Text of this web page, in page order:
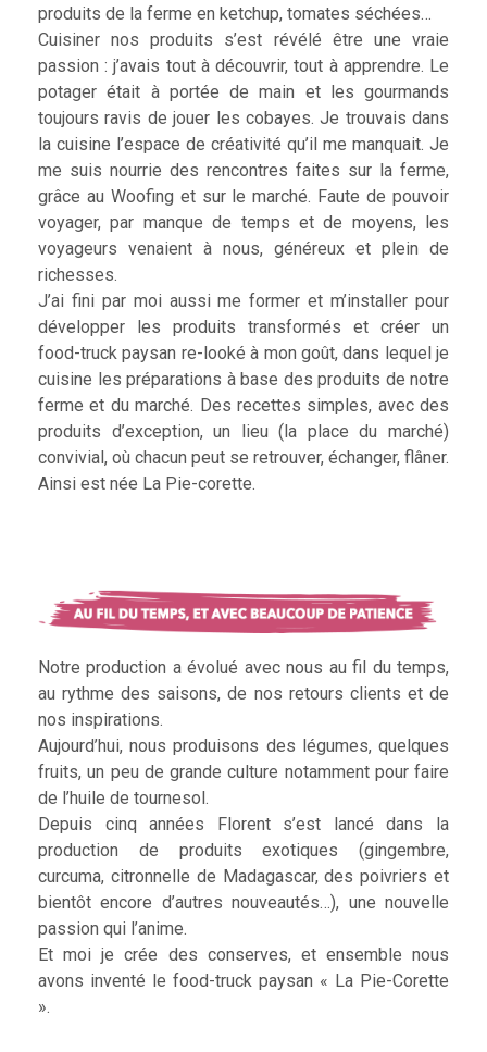
produits de la ferme en ketchup, tomates séchées…
Cuisiner nos produits s’est révélé être une vraie
passion : j’avais tout à découvrir, tout à apprendre. Le
potager était à portée de main et les gourmands
toujours ravis de jouer les cobayes. Je trouvais dans
la cuisine l’espace de créativité qu’il me manquait. Je
me suis nourrie des rencontres faites sur la ferme,
grâce au Woofing et sur le marché. Faute de pouvoir
voyager, par manque de temps et de moyens, les
voyageurs venaient à nous, généreux et plein de
richesses.
J’ai fini par moi aussi me former et m’installer pour
développer les produits transformés et créer un
food-truck paysan re-looké à mon goût, dans lequel je
cuisine les préparations à base des produits de notre
ferme et du marché. Des recettes simples, avec des
produits d’exception, un lieu (la place du marché)
convivial, où chacun peut se retrouver, échanger, flâner.
Ainsi est née La Pie-corette.
Notre production a évolué avec nous au fil du temps,
au rythme des saisons, de nos retours clients et de
nos inspirations.
Aujourd’hui, nous produisons des légumes, quelques
fruits, un peu de grande culture notamment pour faire
de l’huile de tournesol.
Depuis cinq années Florent s’est lancé dans la
production de produits exotiques (gingembre,
curcuma, citronnelle de Madagascar, des poivriers et
bientôt encore d’autres nouveautés…), une nouvelle
passion qui l’anime.
Et moi je crée des conserves, et ensemble nous
avons inventé le food-truck paysan « La Pie-Corette
».